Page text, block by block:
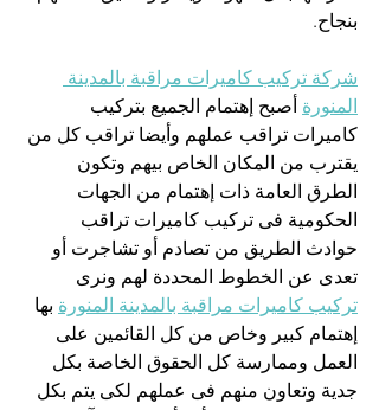
بنجاح.
شركة تركيب كاميرات مراقبة بالمدينة
المنورة أصبح إهتمام الجميع بتركيب
كاميرات تراقب عملهم وأيضا تراقب كل من
يقترب من المكان الخاص بيهم وتكون
الطرق العامة ذات إهتمام من الجهات
الحكومية فى تركيب كاميرات تراقب
حوادث الطريق من تصادم أو تشاجرت أو
تعدى عن الخطوط المحددة لهم ونرى
تركيب كاميرات مراقبة بالمدينة المنورة بها
إهتمام كبير وخاص من كل القائمين على
العمل وممارسة كل الحقوق الخاصة بكل
جدية وتعاون منهم فى عملهم لكى يتم بكل